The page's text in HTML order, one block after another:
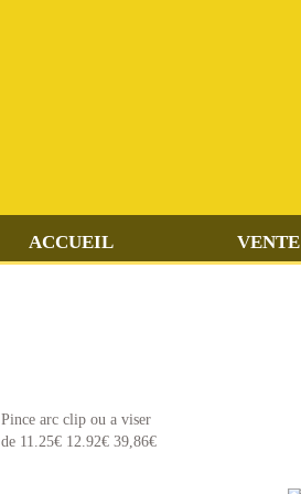
ACCUEIL VENTE
Pince arc clip ou a viser
de 11.25€ 12.92€ 39,86€